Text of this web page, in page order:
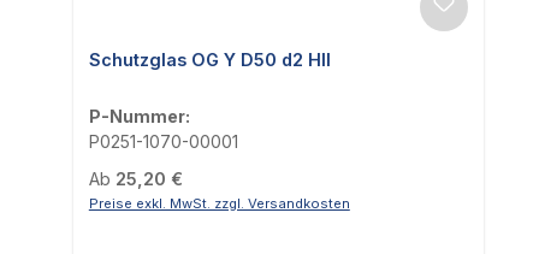
Schutzglas OG Y D50 d2 HII
P-Nummer:
P0251-1070-00001
Regulärer Preis:
Ab 25,20 €
Preise exkl. MwSt. zzgl. Versandkosten